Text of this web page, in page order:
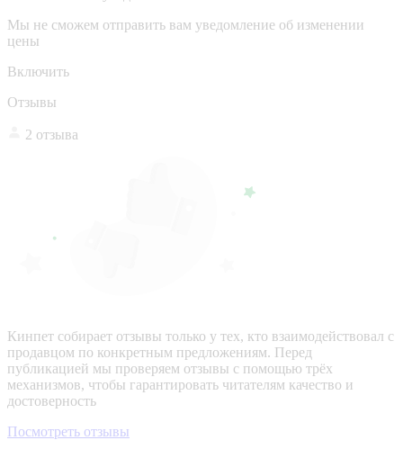
Мы не сможем отправить вам уведомление об изменении
цены
Включить
Отзывы
2 отзыва
Кинпет собирает отзывы только у тех, кто взаимодействовал с
продавцом по конкретным предложениям. Перед
публикацией мы проверяем отзывы с помощью трёх
механизмов, чтобы гарантировать читателям качество и
достоверность
Посмотреть отзывы